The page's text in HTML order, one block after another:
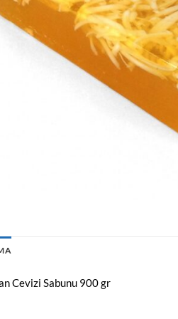
Cevizi Sabunu 900 gr